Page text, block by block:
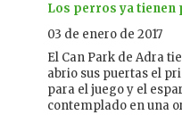
Los perros ya tienen
03 de enero de 2017
El Can Park de Adra
abrio sus puertas el
para el juego y el
contemplado en una